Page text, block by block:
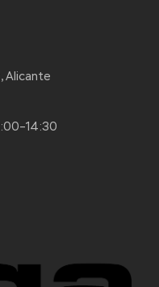
Alicante